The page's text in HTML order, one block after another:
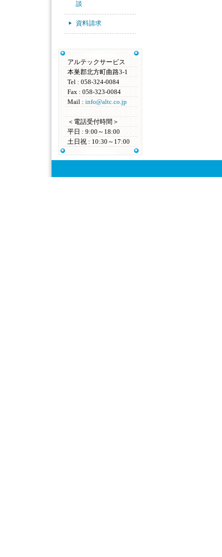
談
資料請求
アルテックサービス
本巣郡北方町曲路3-1
Tel : 058-324-0084
Fax : 058-323-0084
Mail : info@altc.co.jp
＜電話受付時間＞
平日 : 9:00～18:00
土日祝 : 10:30～17:00